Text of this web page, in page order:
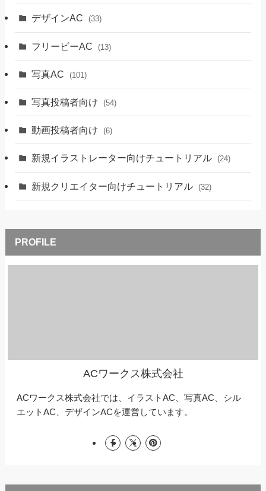
デザインAC (33)
フリービーAC (13)
写真AC (101)
写真投稿者向け (54)
動画投稿者向け (6)
新規イラストレーター向けチュートリアル (24)
新規クリエイター向けチュートリアル (32)
ACワークス株式会社
ACワークス株式会社では、イラストAC、写真AC、シル
エットAC、デザインACを運営しています。